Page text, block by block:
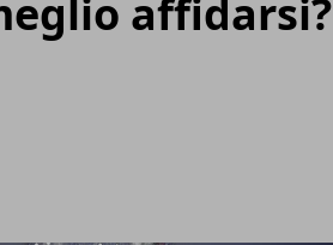
affidarsi?